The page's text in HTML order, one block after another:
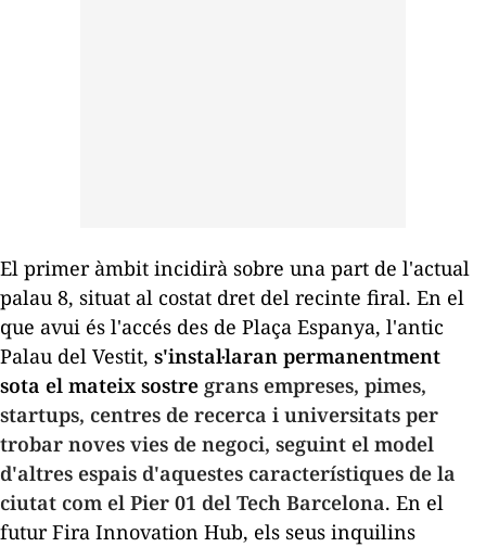
El primer àmbit incidirà sobre una part de l'actual
palau 8, situat al costat dret del recinte firal. En el
que avui és l'accés des de Plaça Espanya, l'antic
Palau del Vestit, s'instal·laran permanentment
sota el mateix sostre grans empreses, pimes,
startups, centres de recerca i universitats per
trobar noves vies de negoci, seguint el model
d'altres espais d'aquestes característiques de la
ciutat com el Pier 01 del Tech Barcelona. En el
futur Fira Innovation Hub, els seus inquilins